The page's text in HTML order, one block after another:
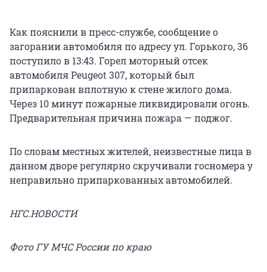
Как пояснили в пресс-службе, сообщение о
загорании автомобиля по адресу ул. Горького, 36
поступило в 13:43. Горел моторный отсек
автомобиля Peugeot 307, который был
припаркован вплотную к стене жилого дома.
Через 10 минут пожарные ликвидировали огонь.
Предварительная причина пожара — поджог.
По словам местных жителей, неизвестные лица в
данном дворе регулярно скручивали госномера у
неправильно припаркованных автомобилей.
НГС.НОВОСТИ
Фото ГУ МЧС России по краю